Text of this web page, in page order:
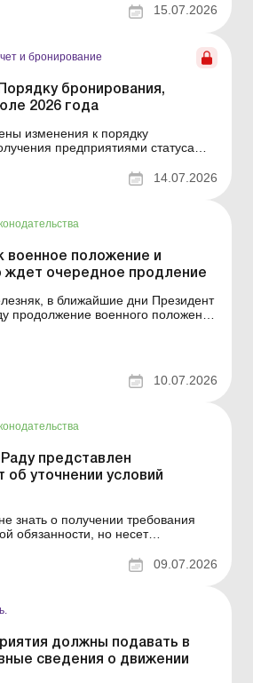
наградах. Больше по теме:
работников, принятые в
...
15.07.2026
и бронирование
бронирования,
2026 года
изменения к порядку
предприятиями статуса
бронирования, внесенные
от 01.07.2026 № 862, а
новац...
14.07.2026
военное положение и
ждет очередное продление
в ближайшие дни Президент
продолжение военного положения
что нужно знать
10.07.2026
представлен
об уточнении условий
знать о получении требования
обязанности, но несет
по теме: Мобилизация
знать работодателю 7 июля 2026
09.07.2026
должны подавать в
сведения о движении